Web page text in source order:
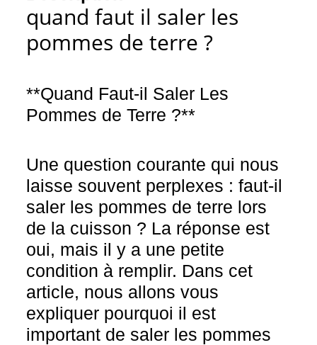
quand faut il saler les
pommes de terre ?
**Quand Faut-il Saler Les
Pommes de Terre ?**
Une question courante qui nous
laisse souvent perplexes : faut-il
saler les pommes de terre lors
de la cuisson ? La réponse est
oui, mais il y a une petite
condition à remplir. Dans cet
article, nous allons vous
expliquer pourquoi il est
important de saler les pommes